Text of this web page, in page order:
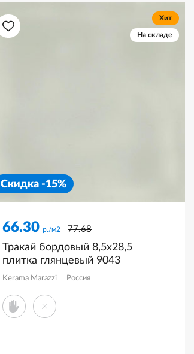
Хит
На складе
Скидка -15%
66.30 р./м2 77.68
Тракай бордовый 8,5x28,5
плитка глянцевый 9043
Kerama Marazzi Россия